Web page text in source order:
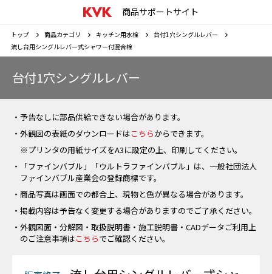
商品サポートサイト
トップ 商品カテゴリ キッチン用水栓
台付1穴シングルレバー
流し台用シングルレバー式シャワー付混合栓
台付1穴シングルレバー
・予告なしに部品供給できない場合があります。
・外観図の表紙のダウンロードはこちらからできます。
※プリンタの用紙サイズをA3に設定の上、印刷してください。
・「ファインバブル」「ウルトラファインバブル」は、一般社団法人
ファインバブル産業会の登録商標です。
・商品写真は画面での都合上、現物と色が異なる場合があります。
・掲載内容は予告なく変更する場合がありますのでご了承ください。
・外観図面・分解図・取扱説明書・施工説明書・CADデータご利用上
のご注意事項はこちらでご確認ください。